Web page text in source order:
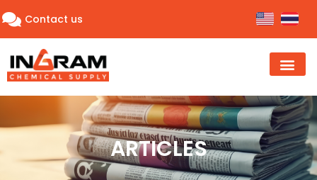
Contact us
ARTICLES